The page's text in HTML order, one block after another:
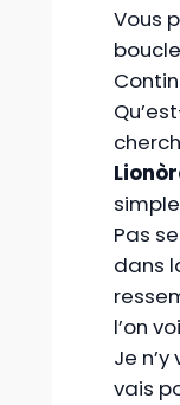
Vous
Pas
dans
l’on
Je n’y
vais